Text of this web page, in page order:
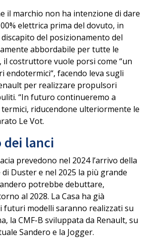
il marchio non ha intenzione di dare
elettrica prima del dovuto, in
del posizionamento del
abbordabile per tutte le
il costruttore vuole porsi come “un
endotermici“, facendo leva sugli
per realizzare propulsori
“In futuro continueremo a
riducendone ulteriormente le
Le Vot.
dei lanci
prevedono nel 2024l’arrivo della
di Dustere nel 2025 la più grande
potrebbe debuttare,
al 2028. La Casa ha già
futuri modelli saranno realizzati su
la CMF-B sviluppata da Renault, su
Sandero e la Jogger.